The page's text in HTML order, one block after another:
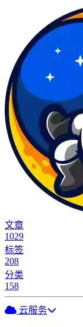
文章
1029
标签
208
分类
158
云服务